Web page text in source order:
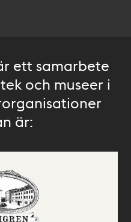
ett samarbete
och museer i
är: